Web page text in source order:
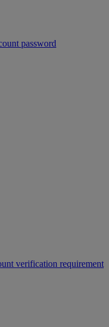
password
verification requirement